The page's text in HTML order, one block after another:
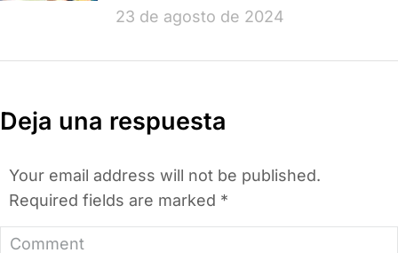
23 de agosto de 2024
Deja una respuesta
Your email address will not be published.
Required fields are marked *
Comment